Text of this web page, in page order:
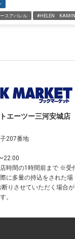
スアパレル #HELEN
エーツー三河安城店
207番地
22:00
時間の1時間前まで ※受
に多量の持込をされた場
断りさせていただく場合
。